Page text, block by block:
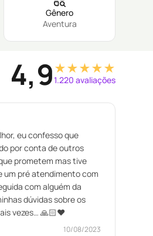
Gênero
Aventura
4,9★★★★★
1.220 avaliações
eu confesso que
por conta de outros
prometem mas tive
um pré atendimento com
com alguém da
dúvidas sobre os
vezes… 🙏🏻❤️
10/08/2023